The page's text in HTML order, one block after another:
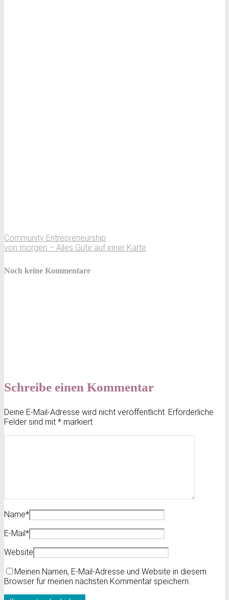
Community Entrepreneurship
von morgen – Alles Gute auf einer Karte
Noch keine Kommentare
Schreibe einen Kommentar
Deine E-Mail-Adresse wird nicht veröffentlicht. Erforderliche
Felder sind mit * markiert
Name*
E-Mail *
Website
Meinen Namen, E-Mail-Adresse und Website in diesem
Browser für meinen nächsten Kommentar speichern.